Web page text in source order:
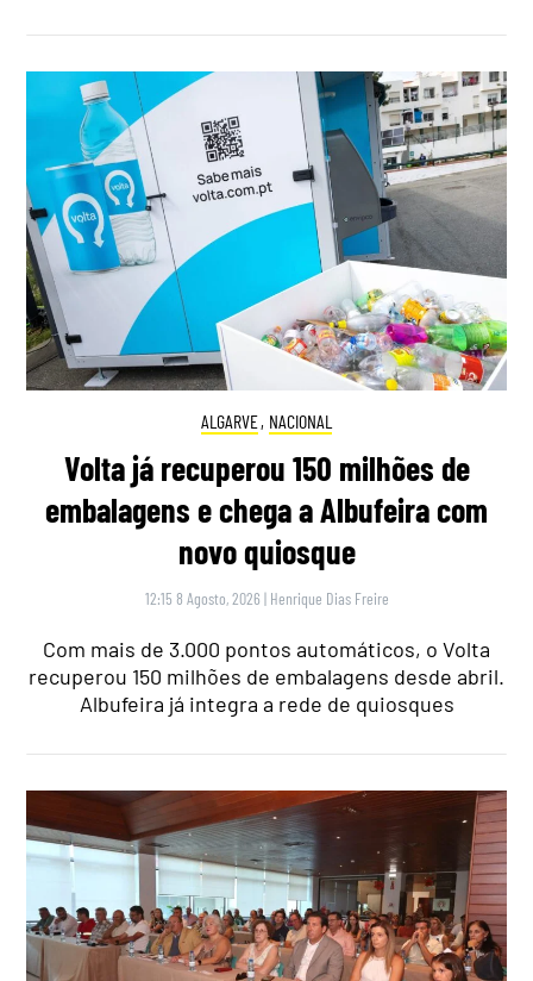
ALGARVE, NACIONAL
Volta já recuperou 150 milhões de
embalagens e chega a Albufeira com
novo quiosque
12:15 8 Agosto, 2026 | Henrique Dias Freire
Com mais de 3.000 pontos automáticos, o Volta
recuperou 150 milhões de embalagens desde abril.
Albufeira já integra a rede de quiosques